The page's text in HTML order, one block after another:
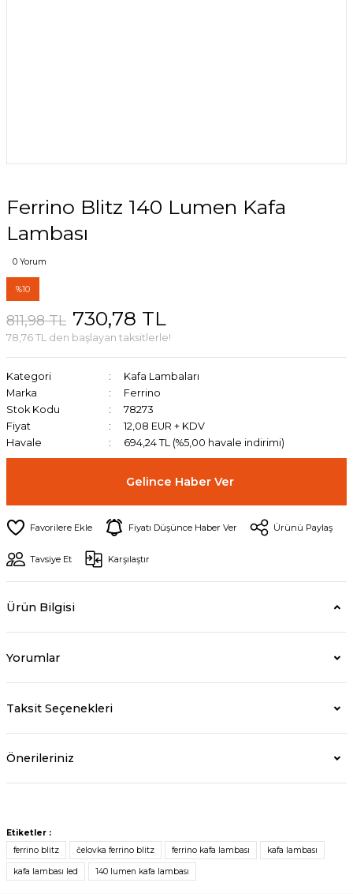
Ferrino Blitz 140 Lumen Kafa
Lambası
0 Yorum
%10
811,98 TL 730,78 TL
78,76 TL den başlayan taksitlerle!
Kategori
Kafa Lambaları
Marka
Ferrino
Stok Kodu
78273
Fiyat
12,08 EUR + KDV
Havale
694,24 TL (%5,00 havale indirimi)
Gelince Haber Ver
Fiyatı Düşünce Haber Ver Ürünü Paylaş
Tavsiye Et Karşılaştır
Ürün Bilgisi
Yorumlar
Taksit Seçenekleri
Önerileriniz
Etiketler :
ferrino blitz
čelovka ferrino blitz ferrino kafa lambası kafa lambası
kafa lambası led 140 lumen kafa lambası